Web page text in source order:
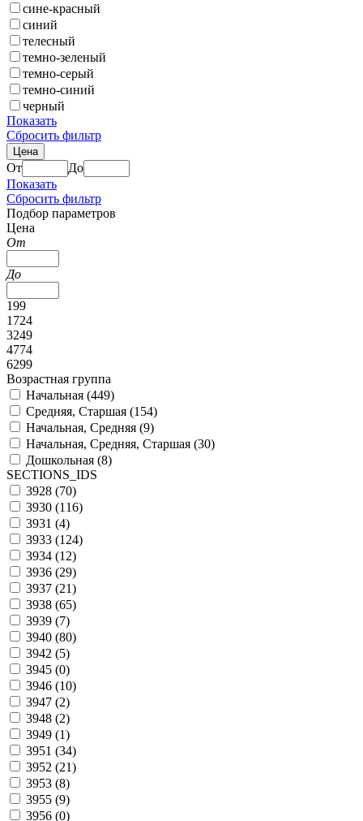
сине-красный
синий
телесный
темно-зеленый
темно-серый
темно-синий
черный
Показать
Сбросить фильтр
Цена
От
До
Показать
Сбросить фильтр
Подбор параметров
Цена
От
До
199
1724
3249
4774
6299
Возрастная группа
Начальная (449)
Средняя, Старшая (154)
Начальная, Средняя (9)
Начальная, Средняя, Старшая (30)
Дошкольная (8)
SECTIONS_IDS
3928 (70)
3930 (116)
3931 (4)
3933 (124)
3934 (12)
3936 (29)
3937 (21)
3938 (65)
3939 (7)
3940 (80)
3942 (5)
3945 (0)
3946 (10)
3947 (2)
3948 (2)
3949 (1)
3951 (34)
3952 (21)
3953 (8)
3955 (9)
3956 (0)